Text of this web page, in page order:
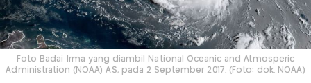
Foto Badai Irma yang diambil National Oceanic and Atmosperic
Administration (NOAA) AS, pada 2 September 2017. (Foto: dok. NOAA)